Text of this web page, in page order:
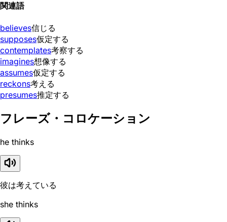
関連語
believes信じる
supposes仮定する
contemplates考察する
imagines想像する
assumes仮定する
reckons考える
presumes推定する
フレーズ・コロケーション
he thinks
彼は考えている
she thinks